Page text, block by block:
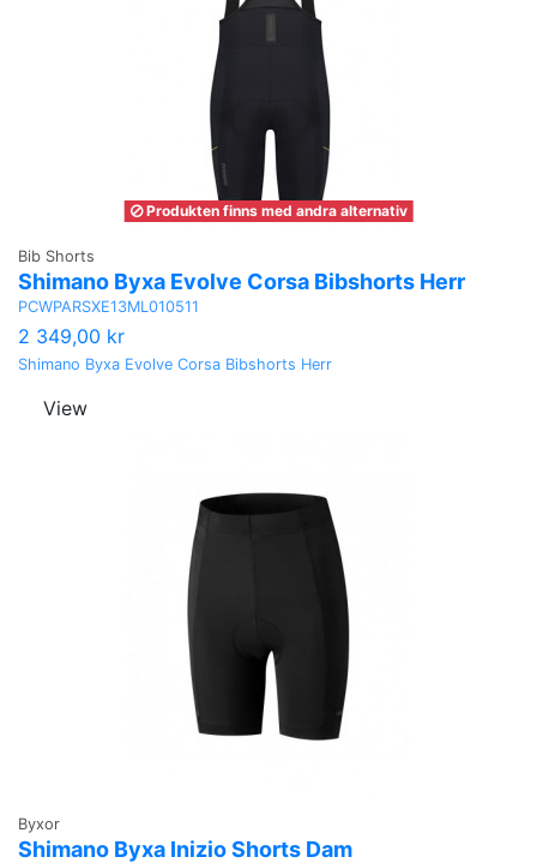
Produkten finns med andra alternativ
Bib Shorts
Shimano Byxa Evolve Corsa Bibshorts Herr
PCWPARSXE13ML010511
2 349,00 kr
Shimano Byxa Evolve Corsa Bibshorts Herr
View
Byxor
Shimano Byxa Inizio Shorts Dam